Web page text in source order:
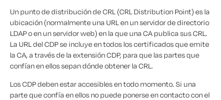
Un punto de distribución de CRL (CRL Distribution Point) es la
ubicación (normalmente una URL en un servidor de directorio
LDAP o en un servidor web) en la que una CA publica sus CRL.
La URL del CDP se incluye en todos los certificados que emite
la CA, a través de la extensión CDP, para que las partes que
confían en ellos sepan dónde obtener la CRL.
Los CDP deben estar accesibles en todo momento. Si una
parte que confía en ellos no puede ponerse en contacto con el